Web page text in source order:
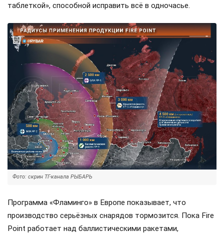
таблеткой», способной исправить всё в одночасье.
Фото: скрин ТГ-канала РЫБАРЬ
Программа «Фламинго» в Европе показывает, что
производство серьёзных снарядов тормозится. Пока Fire
Point работает над баллистическими ракетами,